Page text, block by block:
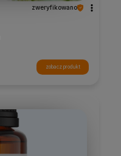
zweryfikowano
zobacz produkt